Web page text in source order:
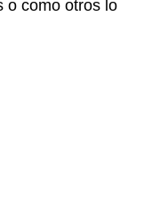
o como otros lo